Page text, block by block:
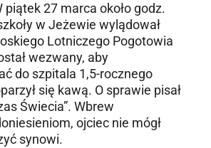
piątek 27 marca około godz.
w Jeżewie wylądował
Lotniczego Pogotowia
wezwany, aby
do szpitala 1,5-rocznego
się kawą. O sprawie pisał
Świecia”. Wbrew
ojciec nie mógł
synowi.